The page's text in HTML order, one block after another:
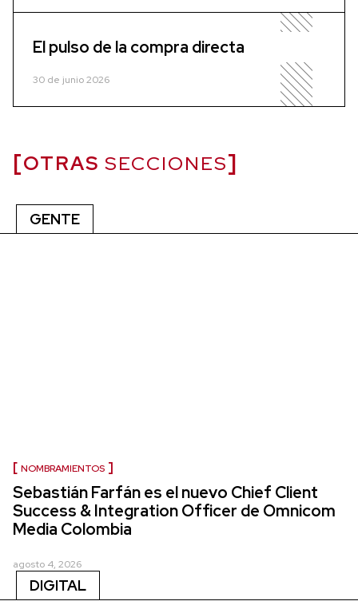
El pulso de la compra directa
30 de junio 2026
OTRAS SECCIONES
GENTE
NOMBRAMIENTOS
Sebastián Farfán es el nuevo Chief Client
Success & Integration Officer de Omnicom
Media Colombia
agosto 4, 2026
DIGITAL